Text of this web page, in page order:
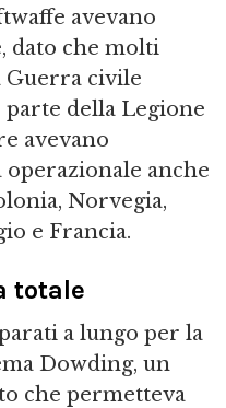
avevano
dato che molti
Guerra civile
parte della Legione
avevano
operazionale anche
Norvegia,
e Francia.
totale
a lungo per la
Dowding, un
che permetteva